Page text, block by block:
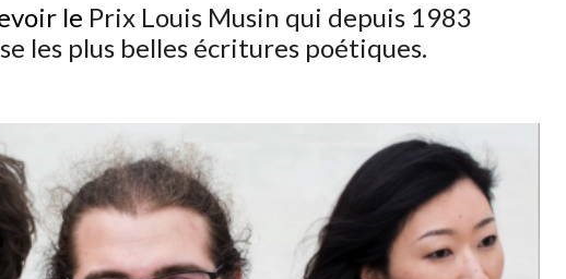
le Prix Louis Musin qui depuis 1983
les plus belles écritures poétiques.